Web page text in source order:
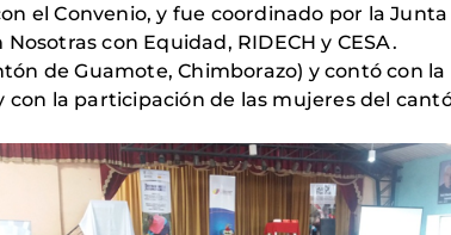
el Convenio, y fue coordinado por la
con Equidad, RIDECH y CESA.
de Guamote, Chimborazo) y contó con
con la participación de las mujeres del